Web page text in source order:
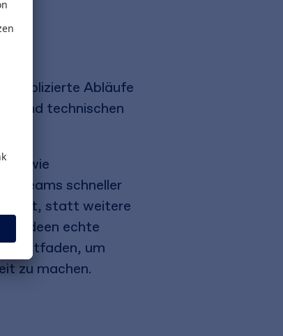
Abläufe
und technischen
wie
Teams schneller
statt weitere
Ideen echte
um
zu machen.